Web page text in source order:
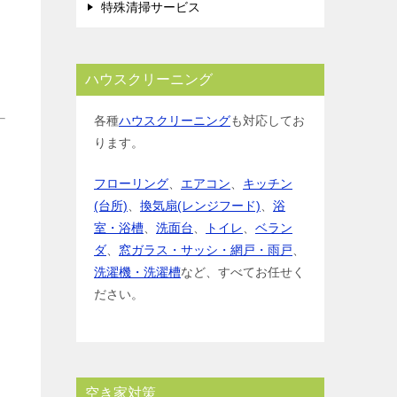
特殊清掃サービス
ハウスクリーニング
各種ハウスクリーニングも対応してお
ります。
フローリング エアコン
キッチン
(台所)
換気扇(レンジフード)
浴
室・浴槽
洗面台 トイレ
ベラン
ダ
窓ガラス・サッシ・網戸・雨戸
洗濯機・洗濯槽など、すべてお任せく
ださい。
空き家対策